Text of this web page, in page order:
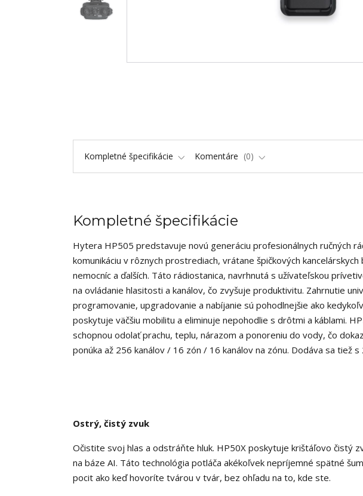
Kompletné špecifikácie Komentáre 0
Kompletné špecifikácie
Hytera HP505 predstavuje novú generáciu profesionálnych ručných
komunikáciu v rôznych prostrediach, vrátane špičkových
nemocníc a ďalších. Táto rádiostanica, navrhnutá s užívateľskou
na ovládanie hlasitosti a kanálov, čo zvyšuje produktivitu. Zahrnutie
programovanie, upgradovanie a nabíjanie sú pohodlnejšie ako
poskytuje väčšiu mobilitu a eliminuje nepohodlie s drôtmi a káblami.
schopnou odolať prachu, teplu, nárazom a ponoreniu do vody, čo
ponúka až 256 kanálov / 16 zón / 16 kanálov na zónu. Dodáva sa tiež
Ostrý, čistý zvuk
Očistite svoj hlas a odstráňte hluk. HP50X poskytuje krištáľovo čistý
na báze AI. Táto technológia potláča akékoľvek nepríjemné spätné
pocit ako keď hovoríte tvárou v tvár, bez ohľadu na to, kde ste.